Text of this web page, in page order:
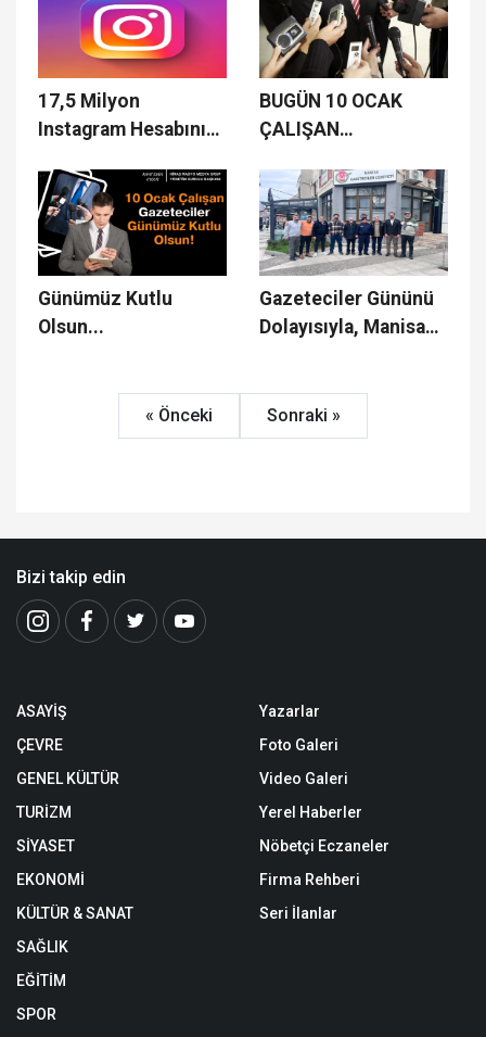
Kaldırdı
17,5 Milyon
Instagram Hesabının
BUGÜN 10 OCAK
ÇALIŞAN
Günümüz Kutlu
Olsun...
Gazeteciler Gününü
Dolayısıyla, Manisa
Ziyaretler
« Önceki Sonraki »
Bizi takip edin
ASAYİŞ
ÇEVRE
GENEL KÜLTÜR
TURİZM
SİYASET
EKONOMİ
KÜLTÜR & SANAT
SAĞLIK
EĞİTİM
SPOR
Yazarlar
Foto Galeri
Video Galeri
Yerel Haberler
Nöbetçi Eczaneler
Firma Rehberi
Seri İlanlar